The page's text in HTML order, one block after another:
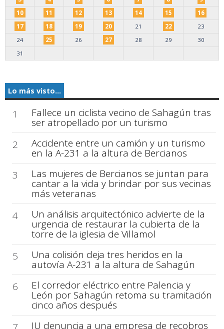
10
11 12 13 14 15
16
17
18 19 20 21 22
23
24
25 26 27 28 29
30
31
Lo más visto...
1 Fallece un ciclista vecino de Sahagún tras
ser atropellado por un turismo
2
Accidente entre un camión y un turismo
en la A-231 a la altura de Bercianos
3
Las mujeres de Bercianos se juntan para
cantar a la vida y brindar por sus vecinas
más veteranas
4
Un análisis arquitectónico advierte de la
urgencia de restaurar la cubierta de la
torre de la iglesia de Villamol
5
Una colisión deja tres heridos en la
autovía A-231 a la altura de Sahagún
6
El corredor eléctrico entre Palencia y
León por Sahagún retoma su tramitación
cinco años después
IU denuncia a una empresa de recobros